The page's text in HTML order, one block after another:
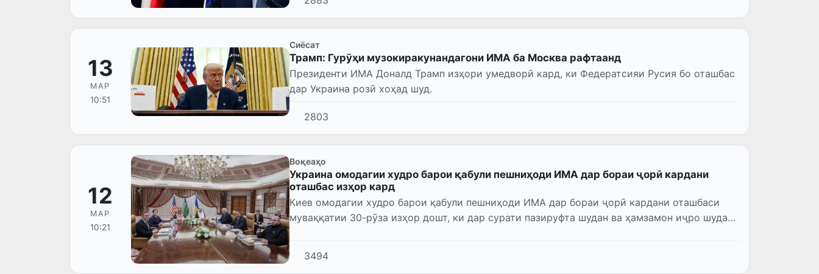
13
МАР
10:51
Сиёсат
Трамп: Гурӯҳи музокиракунандагони ИМА ба Москва рафтаанд
Президенти ИМА Доналд Трамп изҳори умедворӣ кард, ки Федератсияи Русия бо оташбас
дар Украина розӣ хоҳад шуд.
2803
12
МАР
10:21
Воқеаҳо
Украина омодагии худро барои қабули пешниҳоди ИМА дар бораи ҷорӣ кардани
оташбас изҳор кард
Киев омодагии худро барои қабули пешниҳоди ИМА дар бораи ҷорӣ кардани оташбаси
муваққатии 30-рӯза изҳор дошт, ки дар сурати пазируфта шудан ва ҳамзамон иҷро шудан
3494